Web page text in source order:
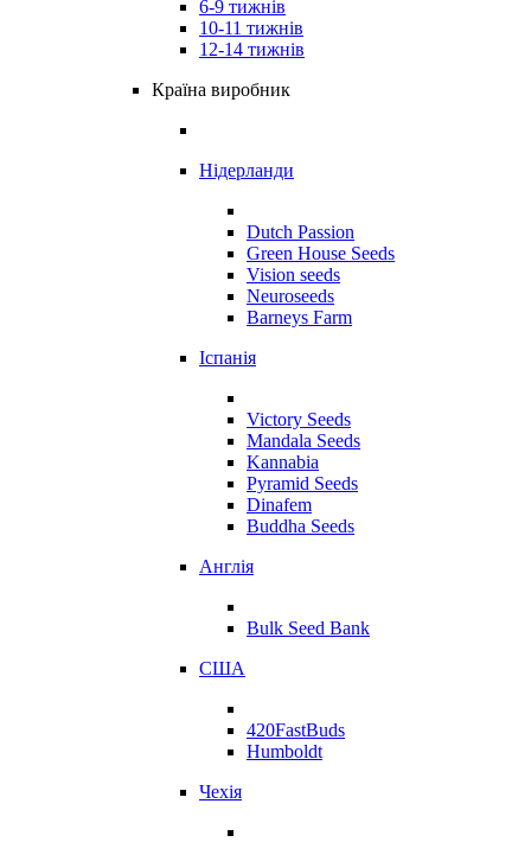
6-9 тижнів
10-11 тижнів
12-14 тижнів
Країна виробник
Нідерланди
Dutch Passion
Green House Seeds
Vision seeds
Neuroseeds
Barneys Farm
Іспанія
Victory Seeds
Mandala Seeds
Kannabia
Pyramid Seeds
Dinafem
Buddha Seeds
Англія
Bulk Seed Bank
США
420FastBuds
Humboldt
Чехія